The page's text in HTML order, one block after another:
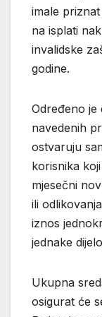
imale
na isplati
invalidske
godine.
Određeno je
navedenih
ostvaruju
korisnika
mjesečni
ili
iznos
jednake
Ukupna
osigurat će